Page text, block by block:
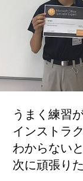
うまく練習
インストラ
わからない
次に頑張り